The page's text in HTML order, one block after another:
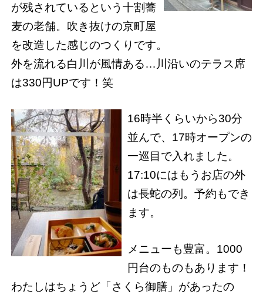
が残されているという十割蕎
麦の老舗。吹き抜けの京町屋
を改造した感じのつくりです。
外を流れる白川が風情ある…川沿いのテラス席
は330円UPです！笑
16時半くらいから30分
並んで、17時オープンの
一巡目で入れました。
17:10にはもうお店の外
は長蛇の列。予約もでき
ます。
メニューも豊富。1000
円台のものもあります！
わたしはちょうど「さくら御膳」があったの